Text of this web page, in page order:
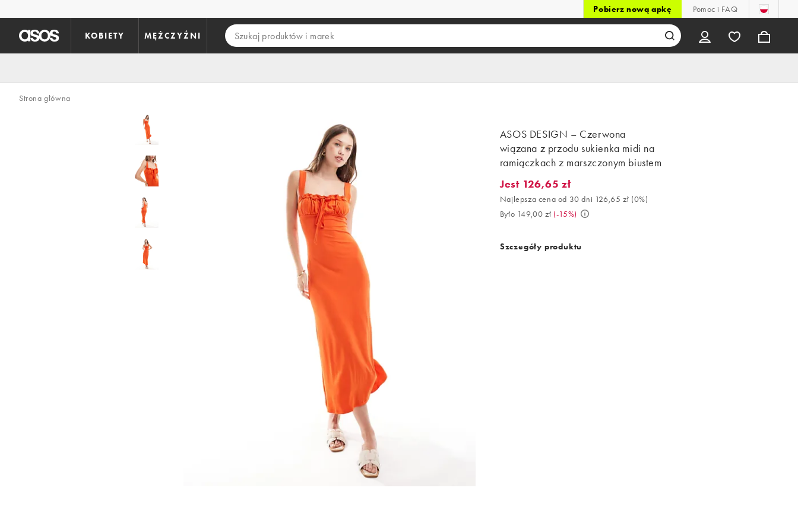
Pobierz nową apkę Pomoc i FAQ
KOBIETY MĘŻCZYŹNI
Strona główna
ASOS DESIGN – Czerwona
wiązana z przodu sukienka midi na
ramiączkach z marszczonym biustem
Jest 126,65 zł. Najlepsza cena od 30 dni 126,65 zł (0%). Było 149,00 zł.
Jest 126,65 zł
Najlepsza cena od 30 dni 126,65 zł (0%)
Było 149,00 zł (-15%)
Szczegóły produktu